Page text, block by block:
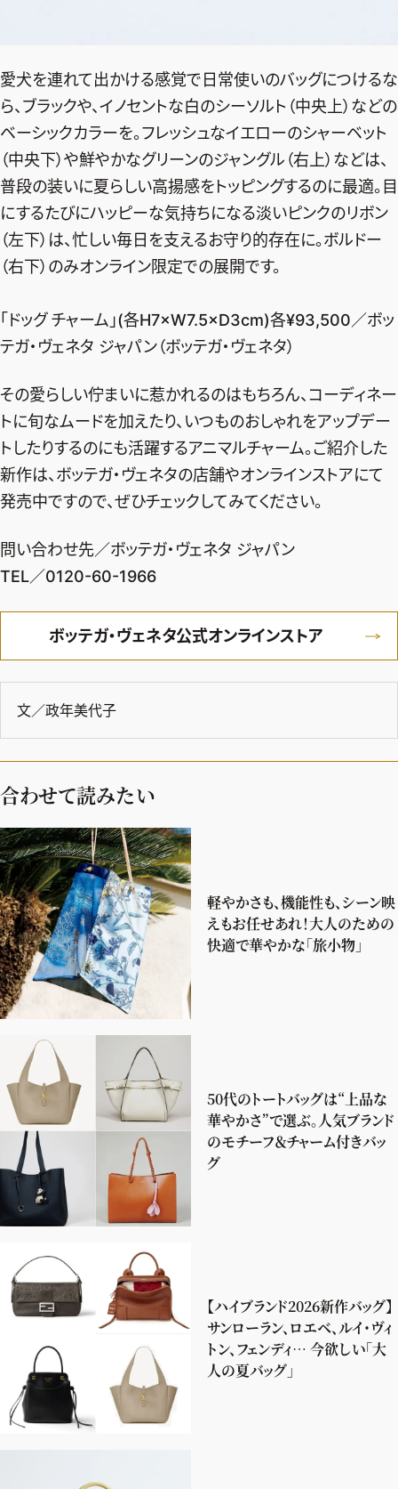
愛犬を連れて出かける感覚で日常使いのバッグにつけるな
ら、ブラックや、イノセントな白のシーソルト（中央上）などの
ベーシックカラーを。フレッシュなイエローのシャーベット
（中央下）や鮮やかなグリーンのジャングル（右上）などは、
普段の装いに夏らしい高揚感をトッピングするのに最適。目
にするたびにハッピーな気持ちになる淡いピンクのリボン
（左下）は、忙しい毎日を支えるお守り的存在に。ボルドー
（右下）のみオンライン限定での展開です。
「ドッグ チャーム」(各H7×W7.5×D3cm)各¥93,500／ボッ
テガ・ヴェネタ ジャパン（ボッテガ・ヴェネタ）
その愛らしい佇まいに惹かれるのはもちろん、コーディネー
トに旬なムードを加えたり、いつものおしゃれをアップデー
トしたりするのにも活躍するアニマルチャーム。ご紹介した
新作は、ボッテガ・ヴェネタの店舗やオンラインストアにて
発売中ですので、ぜひチェックしてみてください。
問い合わせ先／ボッテガ・ヴェネタ ジャパン
TEL／0120-60-1966
ボッテガ・ヴェネタ公式オンラインストア
文／政年美代子
合わせて読みたい
軽やかさも、機能性も、シーン映
えもお任せあれ！大人のための
快適で華やかな「旅小物」
50代のトートバッグは“上品な
華やかさ”で選ぶ。人気ブランド
のモチーフ＆チャーム付きバッ
グ
【ハイブランド2026新作バッグ】
サンローラン、ロエベ、ルイ・ヴィ
トン、フェンディ… 今欲しい「大
人の夏バッグ」